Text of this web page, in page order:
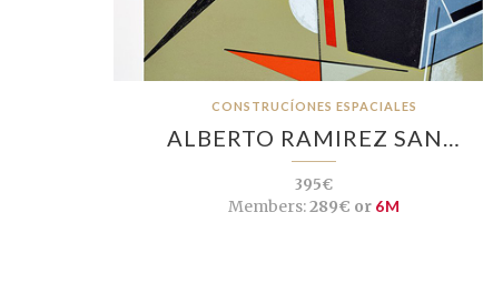
CONSTRUCÍONES ESPACIALES
ALBERTO RAMIREZ SAN…
395€
Members:289€ or 6M